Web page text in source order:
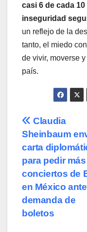
casi 6 de cada
inseguridad
un reflejo de la
tanto, el miedo
de vivir, moverse
país.
de
entradas
Claudia
Sheinbaum
carta
para pedir más
conciertos de
en México
demanda de
boletos